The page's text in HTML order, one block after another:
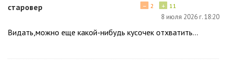
старовер + 11
− 2
8 июля 2026 г. 18:20
Видать,можно еще какой-нибудь кусочек отхватить...